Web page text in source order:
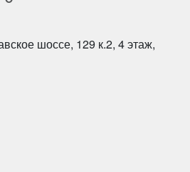
- белый на 47 мест
шоссе, 129 к.2, 4 этаж,